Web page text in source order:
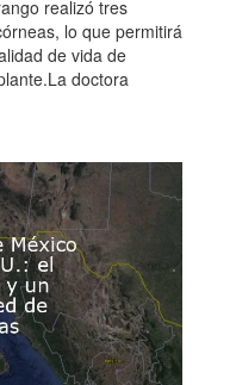
realizó tres
lo que permitirá
de vida de
doctora